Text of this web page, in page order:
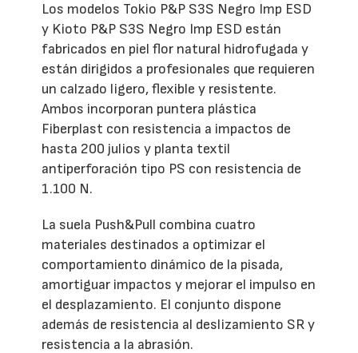
Los modelos Tokio P&P S3S Negro Imp ESD
y Kioto P&P S3S Negro Imp ESD están
fabricados en piel flor natural hidrofugada y
están dirigidos a profesionales que requieren
un calzado ligero, flexible y resistente.
Ambos incorporan puntera plástica
Fiberplast con resistencia a impactos de
hasta 200 julios y planta textil
antiperforación tipo PS con resistencia de
1.100 N.
La suela Push&Pull combina cuatro
materiales destinados a optimizar el
comportamiento dinámico de la pisada,
amortiguar impactos y mejorar el impulso en
el desplazamiento. El conjunto dispone
además de resistencia al deslizamiento SR y
resistencia a la abrasión.